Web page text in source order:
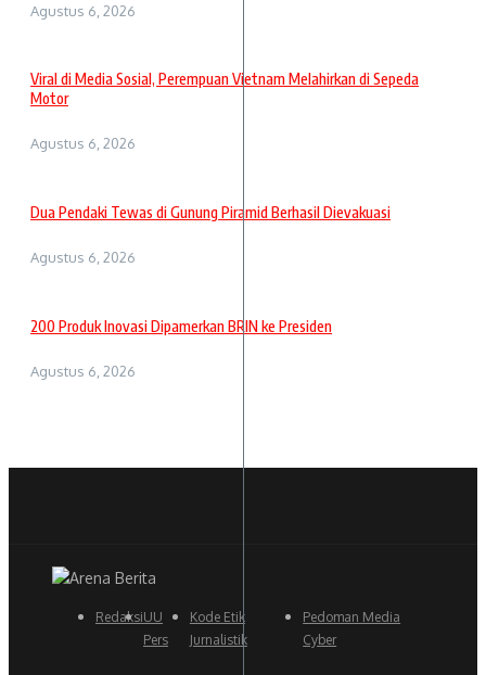
Agustus 6, 2026
Viral di Media Sosial, Perempuan Vietnam Melahirkan di Sepeda
Motor
Agustus 6, 2026
Dua Pendaki Tewas di Gunung Piramid Berhasil Dievakuasi
Agustus 6, 2026
200 Produk Inovasi Dipamerkan BRIN ke Presiden
Agustus 6, 2026
RedaksiUU
Pers
Kode Etik
Jurnalistik
Pedoman Media
Cyber